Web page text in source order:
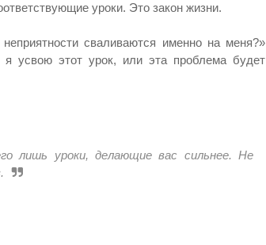
уроки. Это закон жизни.
сваливаются именно на меня?»
усвою этот урок, или эта проблема будет
лишь уроки, делающие вас сильнее. Не